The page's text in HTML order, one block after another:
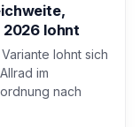
2026 lohnt
lohnt sich
im
nach